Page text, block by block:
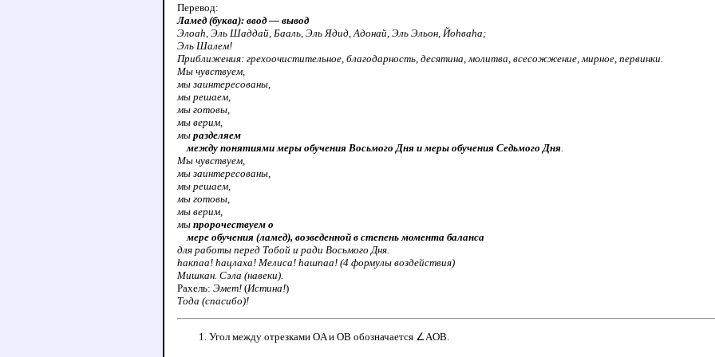
Перевод:
Ламед (буква): ввод — вывод
Элоаh, Эль Шаддай, Бааль, Эль Ядид, Адонай, Эль Эльон, Йоhваhа;
Эль Шалем!
Приближения: грехоочистительное, благодарность, десятина, молитва, всесожжение, мирное, первинки.
Мы чувствуем,
мы заинтересованы,
мы решаем,
мы готовы,
мы верим,
мы разделяем
между понятиями меры обучения Восьмого Дня и меры обучения Седьмого Дня
Мы чувствуем,
мы заинтересованы,
мы решаем,
мы готовы,
мы верим,
мы пророчествуем о
мере обучения (ламед), возведенной в степень момента баланса
для работы перед Тобой и ради Восьмого Дня.
hакпаа! hацлаха! Мелиса! hашпаа! (4 формулы воздействия)
Мишкан. Сэла (навеки).
Рахель: Эмет! (Истина!)
Тода (спасибо)!
Угол между отрезками OA и OB обозначается ∠AOB.